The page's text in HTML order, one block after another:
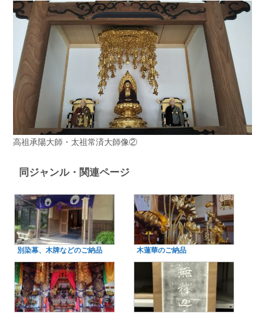
高祖承陽大師・太祖常済大師像②
同ジャンル・関連ページ
別染幕、木牌などのご納品 木蓮華のご納品